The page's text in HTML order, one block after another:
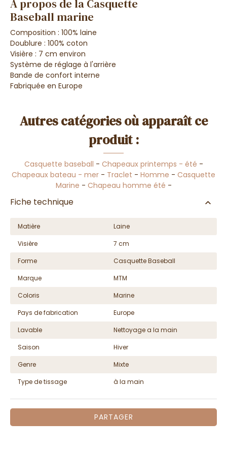
A propos de la Casquette
Baseball marine
Composition : 100% laine
Doublure : 100% coton
Visière : 7 cm environ
Système de réglage à l'arrière
Bande de confort interne
Fabriquée en Europe
Autres catégories où apparaît ce
produit :
Casquette baseball - Chapeaux printemps - été -
Chapeaux bateau - mer - Traclet - Homme - Casquette
Marine - Chapeau homme été -
Fiche technique
Matière
Laine
Visière
7 cm
Forme
Casquette Baseball
Marque
MTM
Coloris
Marine
Pays de fabrication
Europe
Lavable
Nettoyage a la main
Saison
Hiver
Genre
Mixte
Type de tissage
à la main
PARTAGER